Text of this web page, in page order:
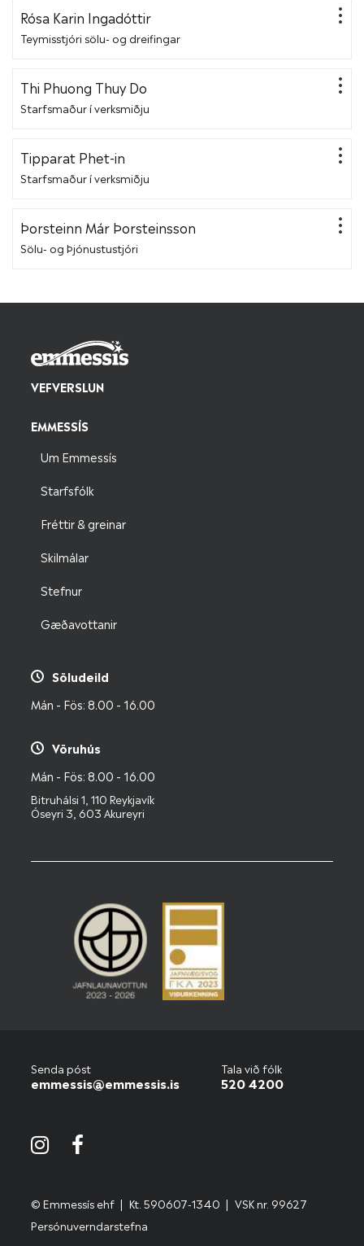
Rósa Karin Ingadóttir
Teymisstjóri sölu- og dreifingar
Thi Phuong Thuy Do
Starfsmaður í verksmiðju
Tipparat Phet-in
Starfsmaður í verksmiðju
Þorsteinn Már Þorsteinsson
Sölu- og Þjónustustjóri
VEFVERSLUN
EMMESSÍS
Um Emmessís
Starfsfólk
Fréttir & greinar
Skilmálar
Stefnur
Gæðavottanir
Söludeild
Mán - Fös: 8.00 - 16.00
Vöruhús
Mán - Fös: 8.00 - 16.00
Bitruhálsi 1, 110 Reykjavík
Óseyri 3, 603 Akureyri
Senda póst
emmessis@emmessis.is
Tala við fólk
520 4200
© Emmessís ehf Kt. 590607-1340
VSK nr. 99627
Persónuverndarstefna